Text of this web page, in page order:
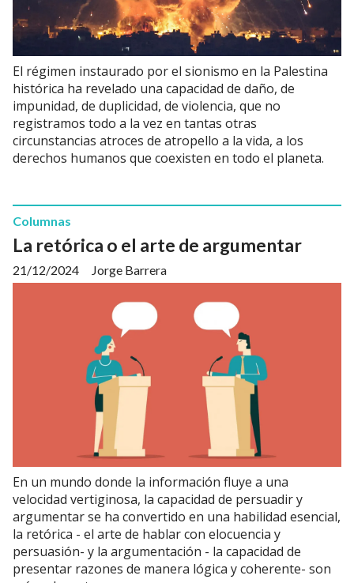
El régimen instaurado por el sionismo en la Palestina
histórica ha revelado una capacidad de daño, de
impunidad, de duplicidad, de violencia, que no
registramos todo a la vez en tantas otras
circunstancias atroces de atropello a la vida, a los
derechos humanos que coexisten en todo el planeta.
La retórica o el arte de argumentar
Jorge Barrera
Columnas
21/12/2024
En un mundo donde la información fluye a una
velocidad vertiginosa, la capacidad de persuadir y
argumentar se ha convertido en una habilidad esencial,
la retórica - el arte de hablar con elocuencia y
persuasión- y la argumentación - la capacidad de
presentar razones de manera lógica y coherente- son